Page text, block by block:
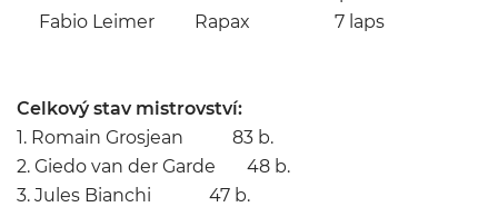
Fabio Leimer Rapax 7 laps
Celkový stav mistrovství:
1. Romain Grosjean 83 b.
2. Giedo van der Garde 48 b.
3. Jules Bianchi 47 b.